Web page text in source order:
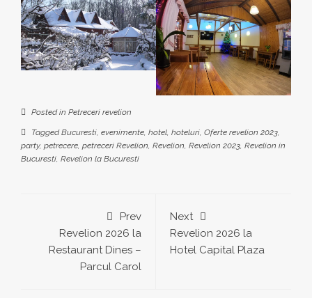
Posted in Petreceri revelion
TaggedBucuresti, evenimente, hotel, hoteluri, Oferte revelion 2023,
party, petrecere, petreceri Revelion, Revelion, Revelion 2023, Revelion in
Bucuresti, Revelion la Bucuresti
Prev
Revelion 2026 la
Restaurant Dines –
Parcul Carol
Next
Revelion 2026 la
Hotel Capital Plaza